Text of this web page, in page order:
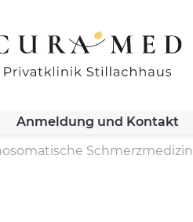
Anmeldung und Kontakt
Schmerzmedizin